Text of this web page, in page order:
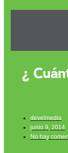
¿
develmedia
junio 9, 2014
No hay